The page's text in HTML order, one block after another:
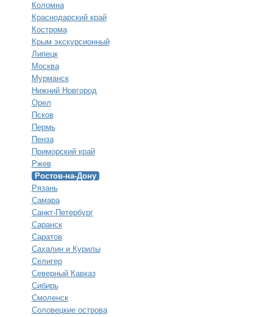
Коломна
Краснодарский край
Кострома
Крым экскурсионный
Липецк
Москва
Мурманск
Нижний Новгород
Орел
Псков
Пермь
Пенза
Приморский край
Ржев
Ростов-на-Дону
Рязань
Самара
Санкт-Петербург
Саранск
Саратов
Сахалин и Курилы
Селигер
Северный Кавказ
Сибирь
Смоленск
Соловецкие острова